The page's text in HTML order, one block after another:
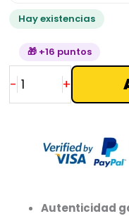
Hay existencias
🎁 +16 puntos
-
cantidad
+
Autenticidad